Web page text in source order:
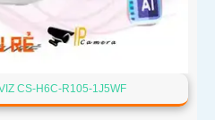
CS-H6C-R105-1J5WF